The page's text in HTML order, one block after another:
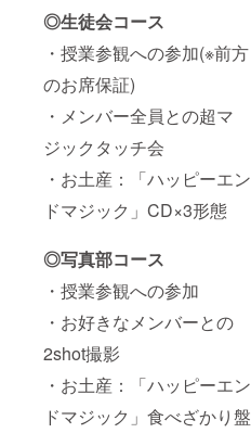
◎生徒会コース
・授業参観への参加(※前方
のお席保証)
・メンバー全員との超マ
ジックタッチ会
・お土産：「ハッピーエン
ドマジック」CD×3形態
◎写真部コース
・授業参観への参加
・お好きなメンバーとの
2shot撮影
・お土産：「ハッピーエン
ドマジック」食べざかり盤